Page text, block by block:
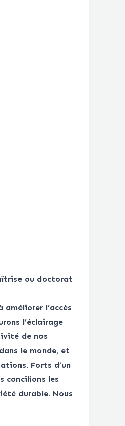
ou doctorat
l’accès
l’éclairage
de nos
le monde, et
Forts d’un
concilions les
durable. Nous